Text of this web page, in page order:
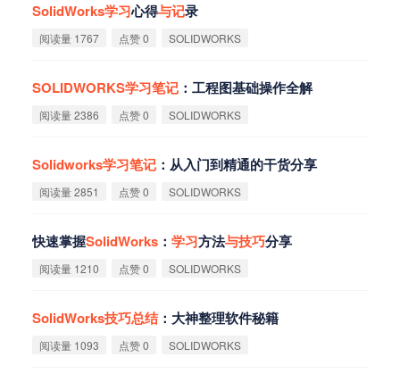
SolidWorks学习心得与记录
阅读量 1767 点赞 0 SOLIDWORKS
SOLIDWORKS学习笔记 ：工程图基础操作全解
阅读量 2386 点赞 0 SOLIDWORKS
Solidworks学习笔记 ：从入门到精通的干货分享
阅读量 2851 点赞 0 SOLIDWORKS
快速掌握SolidWorks ： 学习方法与技巧分享
阅读量 1210 点赞 0 SOLIDWORKS
SolidWorks技巧总结：大神整理软件秘籍
阅读量 1093 点赞 0 SOLIDWORKS